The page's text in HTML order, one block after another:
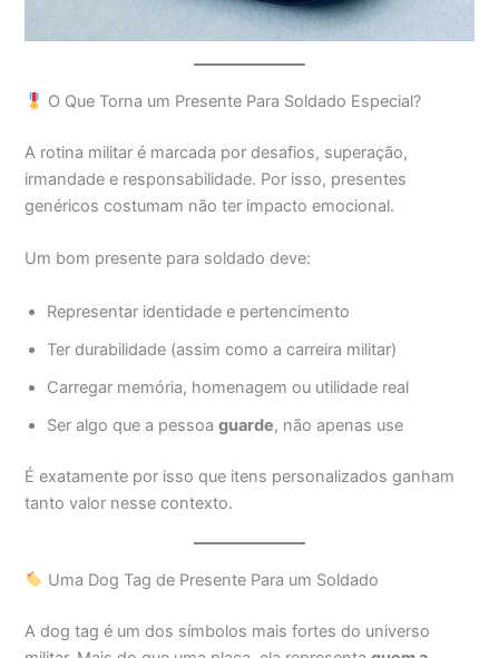
O Que Torna um Presente Para Soldado Especial?
A rotina militar é marcada por desafios, superação,
irmandade e responsabilidade. Por isso, presentes
genéricos costumam não ter impacto emocional.
Um bom presente para soldado deve:
Representar identidade e pertencimento
Ter durabilidade (assim como a carreira militar)
Carregar memória, homenagem ou utilidade real
Ser algo que a pessoaguarde, não apenas use
É exatamente por isso que itens personalizados ganham
tanto valor nesse contexto.
Uma Dog Tag de Presente Para um Soldado
A dog tag é um dos símbolos mais fortes do universo